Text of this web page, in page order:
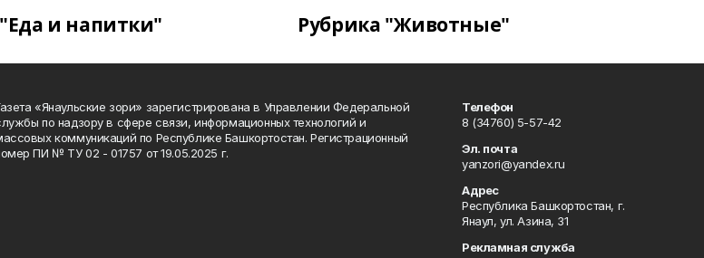
и напитки" Рубрика "Животные"
«Янаульские зори» зарегистрирована в Управлении Федеральной
по надзору в сфере связи, информационных технологий и
коммуникаций по Республике Башкортостан. Регистрационный
ПИ № ТУ 02 - 01757 от 19.05.2025 г.
Телефон
8 (34760) 5-57-42
Эл. почта
yanzori@yandex.ru
Адрес
Республика Башкортостан, г.
Янаул, ул. Азина, 31
Рекламная служба